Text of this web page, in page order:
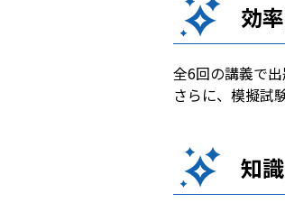
効
全6回の講義で
さらに、模擬試
知